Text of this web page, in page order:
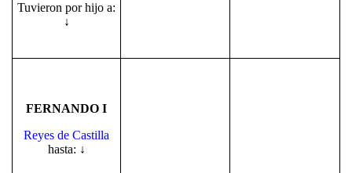
Tuvieron por hijo a:
↓
FERNANDO I
Reyes de Castilla
hasta: ↓